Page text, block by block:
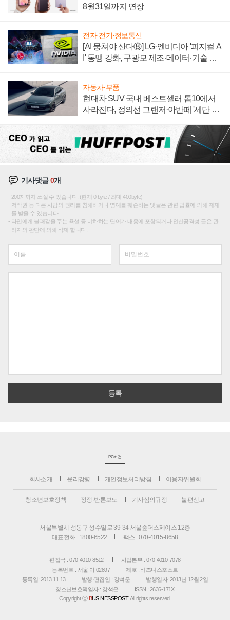
8월31일까지 연장
전자·전기·정보통신
[AI 뭉쳐야 산다⑧] LG·엔비디아 '피지컬 A
I' 동맹 강화, 구광모 제조·데이터·기술 결
자동차·부품
현대차 SUV 국내 베스트셀러 톱10에서
사라진다, 정의선 그랜저·아반떼 '세단 쌍
기사댓글0개
200자까지 쓰실 수 있습니다. (현재 0 byte / 최대 400byte)
저작권 등 다른 사람의 권리를 침해하거나 명예를 훼손하는 댓글은 관련 법률에 의해 제재
를 받을 수 있습니다.
타인에게 불쾌감을 주는 욕설 등 비하하는 단어가 내용에 포함되거나 인신공격성 글은 관
리자의 판단에 의해 삭제 합니다.
PC버전
회사소개 윤리강령 개인정보처리방침 이용자위원회
청소년보호정책 정정·반론보도 기사심의규정 불편신고
서울특별시 성동구 성수일로 39-34 서울숲더스페이스 12층
대표전화 : 1800-6522
팩스 : 070-4015-8658
편집국 : 070-4010-8512
사업본부 : 070-4010-7078
등록번호 : 서울 아 02897
제호 : 비즈니스포스트
등록일: 2013.11.13
발행·편집인 : 강석운
발행일자: 2013년 12월 2일
청소년보호책임자 : 강석운
ISSN : 2636-171X
Copyright ⓒ BUSINESSPOST. All rights reserved.